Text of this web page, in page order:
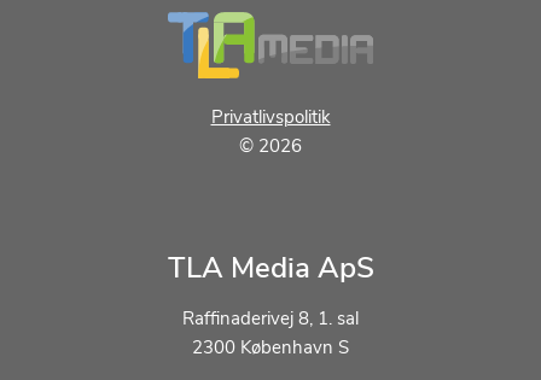
Privatlivspolitik
© 2026
TLA Media ApS
Raffinaderivej 8, 1. sal
2300 København S